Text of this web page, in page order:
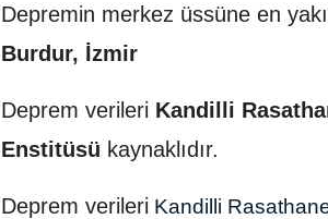
Depremin merkez üssüne en
Burdur, İzmir
Deprem verileri Kandilli
Enstitüsü kaynaklıdır.
Deprem verileri Kandilli